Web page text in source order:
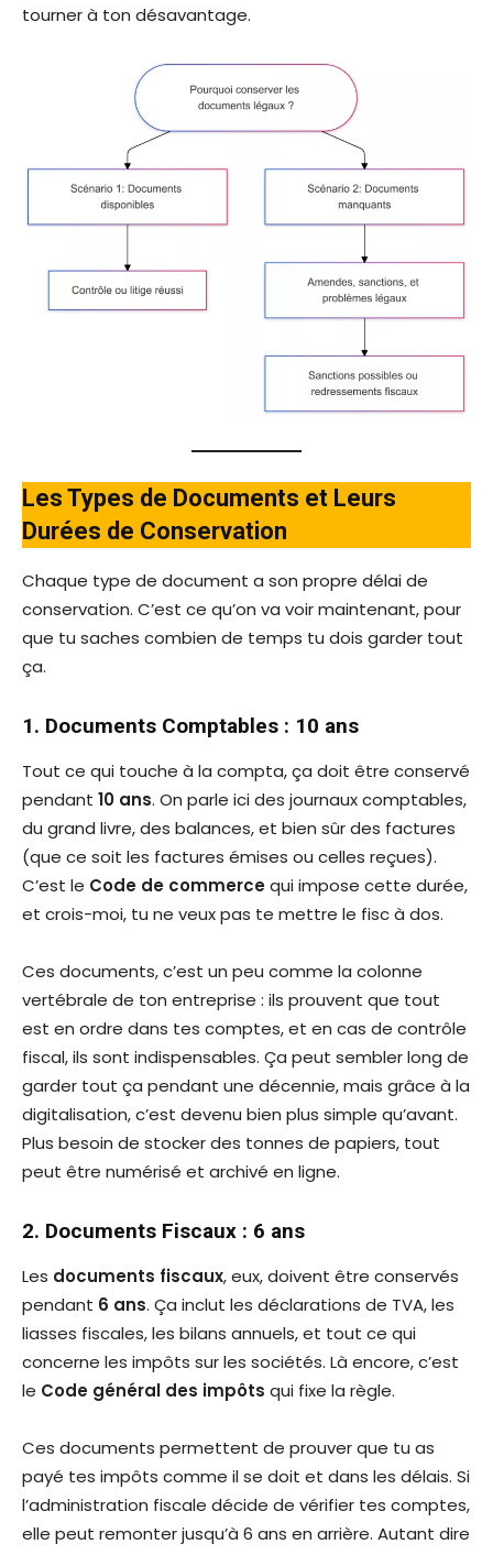
tourner à ton désavantage.
Les Types de Documents et Leurs
Durées de Conservation
Chaque type de document a son propre délai de
conservation. C’est ce qu’on va voir maintenant, pour
que tu saches combien de temps tu dois garder tout
ça.
1. Documents Comptables : 10 ans
Tout ce qui touche à la compta, ça doit être conservé
pendant 10 ans. On parle ici des journaux comptables,
du grand livre, des balances, et bien sûr des factures
(que ce soit les factures émises ou celles reçues).
C’est le Code de commercequi impose cette durée,
et crois-moi, tu ne veux pas te mettre le fisc à dos.
Ces documents, c’est un peu comme la colonne
vertébrale de ton entreprise : ils prouvent que tout
est en ordre dans tes comptes, et en cas de contrôle
fiscal, ils sont indispensables. Ça peut sembler long de
garder tout ça pendant une décennie, mais grâce à la
digitalisation, c’est devenu bien plus simple qu’avant.
Plus besoin de stocker des tonnes de papiers, tout
peut être numérisé et archivé en ligne.
2. Documents Fiscaux : 6 ans
Les documents fiscaux, eux, doivent être conservés
pendant 6 ans. Ça inclut les déclarations de TVA, les
liasses fiscales, les bilans annuels, et tout ce qui
concerne les impôts sur les sociétés. Là encore, c’est
le Code général des impôts qui fixe la règle.
Ces documents permettent de prouver que tu as
payé tes impôts comme il se doit et dans les délais. Si
l’administration fiscale décide de vérifier tes comptes,
elle peut remonter jusqu’à 6 ans en arrière. Autant dire